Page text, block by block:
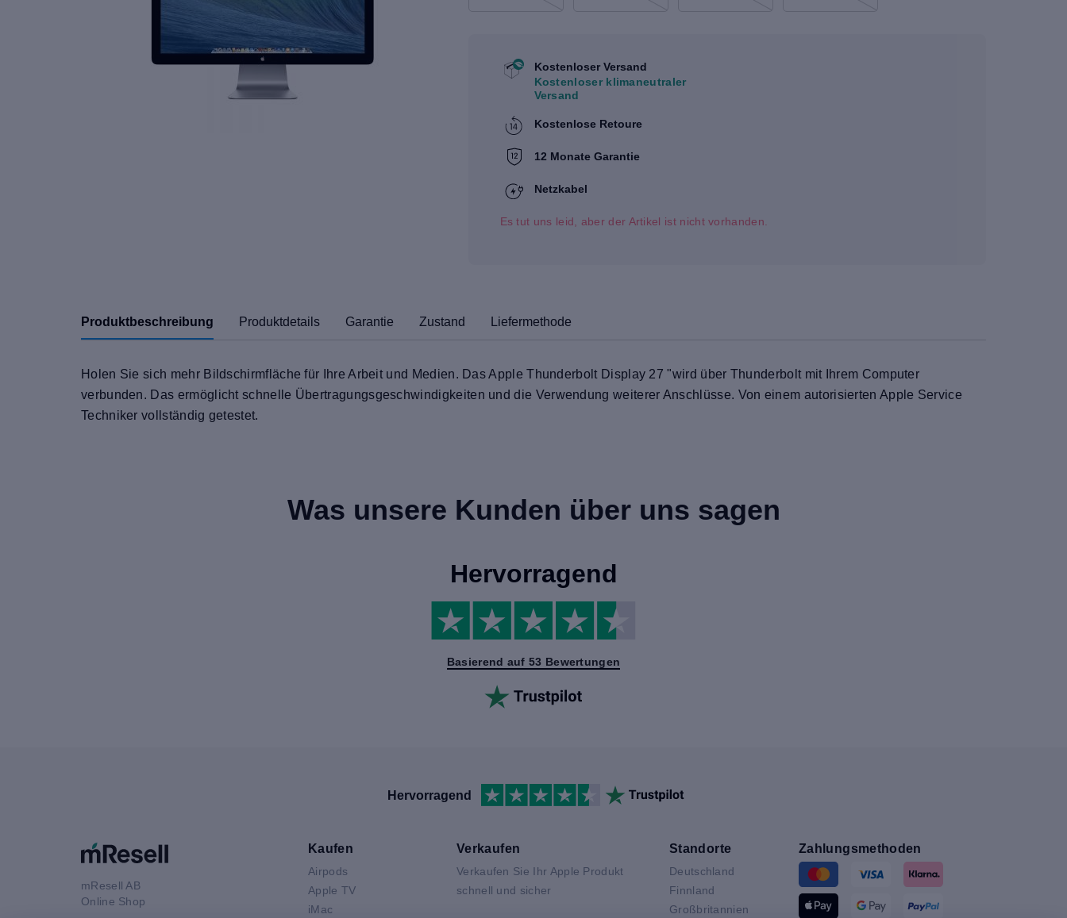
Kostenloser Versand
Kostenloser klimaneutraler
Versand
Kostenlose Retoure
12 Monate Garantie
Netzkabel
Es tut uns leid, aber der Artikel ist nicht vorhanden.
Produktbeschreibung Produktdetails Garantie Zustand Liefermethode
Holen Sie sich mehr Bildschirmfläche für Ihre Arbeit und Medien. Das Apple Thunderbolt Display 27 "wird über Thunderbolt mit Ihrem Computer
verbunden. Das ermöglicht schnelle Übertragungsgeschwindigkeiten und die Verwendung weiterer Anschlüsse. Von einem autorisierten Apple Service
Techniker vollständig getestet.
Was unsere Kunden über uns sagen
Hervorragend
Basierend auf 53 Bewertungen
Hervorragend
mResell AB
Online Shop
Kaufen
Airpods
Apple TV
iMac
Verkaufen
Verkaufen Sie Ihr Apple Produkt
schnell und sicher
Standorte
Deutschland
Finnland
Großbritannien
Zahlungsmethoden